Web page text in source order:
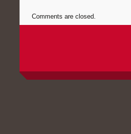
Comments are closed.